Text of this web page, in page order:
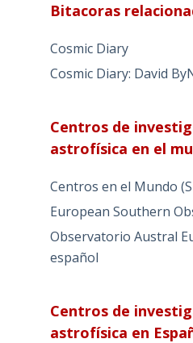
Bitacoras
Cosmic Diary
Cosmic Diary: David
Centros de
astrofísica en el
Centros en el Mundo
European Southern
Observatorio Austral
español
Centros de
astrofísica en